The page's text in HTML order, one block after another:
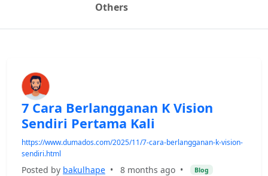
Others
7 Cara Berlangganan K Vision
Sendiri Pertama Kali
https://www.dumados.com/2025/11/7-cara-berlangganan-k-vision-
sendiri.html
Posted by bakulhape • 8 months ago • Blog